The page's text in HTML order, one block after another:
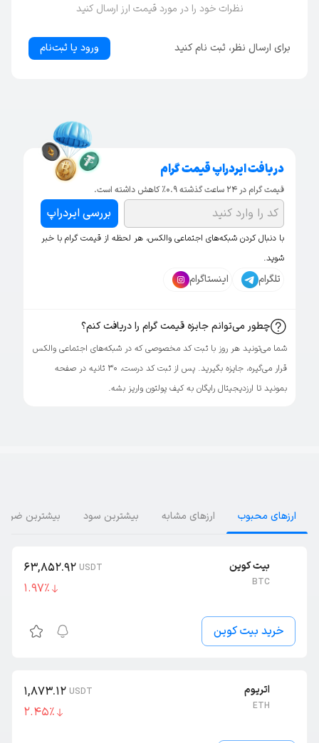
نظرات خود را در مورد قیمت ارز ارسال کنید
برای ارسال نظر، ثبت نام کنید ورود یا ثبت‌نام
دریافت ایردراپ قیمت گرام
قیمت گرام در ۲۴ ساعت گذشته 0.9% کاهش داشته است.
بررسی ایردراپ
با دنبال کردن شبکه‌های اجتماعی والکس، هر لحظه از قیمت گرام با خبر
شوید.
تلگرام اینستاگرام
چطور می‌توانم جایزه قیمت گرام را دریافت کنم؟
شما می‌تونید هر روز با ثبت کد مخصوصی که در شبکه‌های اجتماعی والکس
قرار می‌گیره، جایزه بگیرید. پس از ثبت کد درست، ۳۰ ثانیه در صفحه
بمونید تا ارزدیجیتال رایگان به کیف پولتون واریز بشه.
ارز‌های محبوب ارز‌های مشابه بیشترین سود بیشترین ضرر
بیت کوین
BTC
63,852.92 USDT
٪1.97
خرید بیت کوین
اتریوم
ETH
1,873.12 USDT
٪2.45